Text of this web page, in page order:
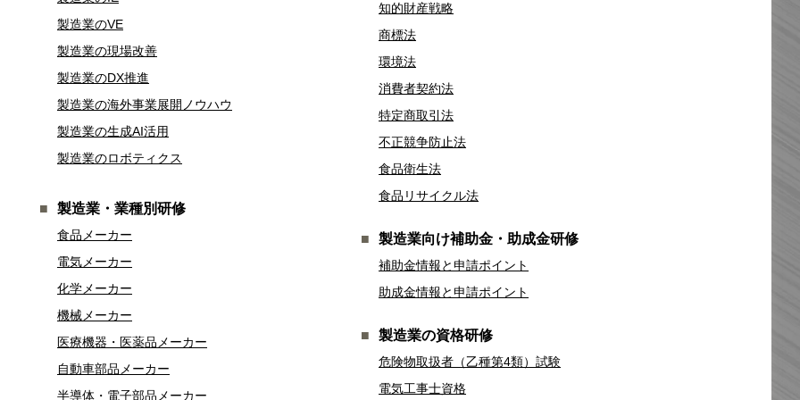
製造業のVE
製造業の現場改善
製造業のDX推進
製造業の海外事業展開ノウハウ
製造業の生成AI活用
製造業のロボティクス
製造業・業種別研修
食品メーカー
電気メーカー
化学メーカー
機械メーカー
医療機器・医薬品メーカー
自動車部品メーカー
半導体・電子部品メーカー
知的財産戦略
商標法
環境法
消費者契約法
特定商取引法
不正競争防止法
食品衛生法
食品リサイクル法
製造業向け補助金・助成金研修
補助金情報と申請ポイント
助成金情報と申請ポイント
製造業の資格研修
危険物取扱者（乙種第4類）試験
電気工事士資格